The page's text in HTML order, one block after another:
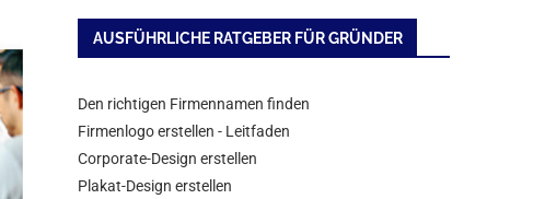
AUSFÜHRLICHE RATGEBER FÜR GRÜNDER
Den richtigen Firmennamen finden
Firmenlogo erstellen - Leitfaden
Corporate-Design erstellen
Plakat-Design erstellen